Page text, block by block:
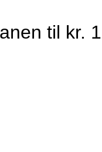
til kr.